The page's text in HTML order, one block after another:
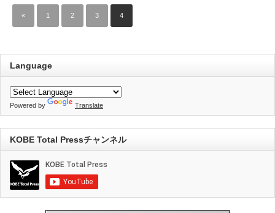
« 1 2 3 4
Language
Powered by Translate
KOBE Total Pressチャンネル